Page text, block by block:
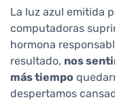
La luz azul emitida
computadoras
hormona
resultado, nos
más tiempo
despertamos